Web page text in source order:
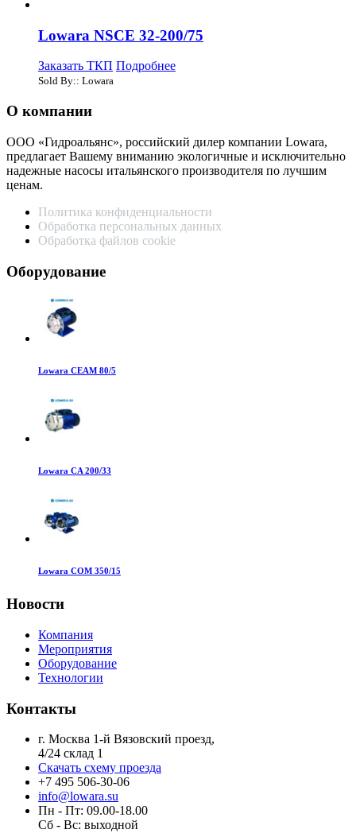
Lowara NSCE 32-200/75
Заказать ТКП Подробнее
Sold By:: Lowara
О компании
ООО «Гидроальянс», российский дилер компании Lowara,
предлагает Вашему вниманию экологичные и исключительно
надежные насосы итальянского производителя по лучшим
ценам.
Политика конфиденциальности
Обработка персональных данных
Обработка файлов cookie
Оборудование
Lowara CEAM 80/5
Lowara CA 200/33
Lowara COM 350/15
Новости
Компания
Мероприятия
Оборудование
Технологии
Контакты
г. Москва 1-й Вязовский проезд,
4/24 склад 1
Скачать схему проезда
+7 495 506-30-06
info@lowara.su
Пн - Пт: 09.00-18.00
Сб - Вс: выходной